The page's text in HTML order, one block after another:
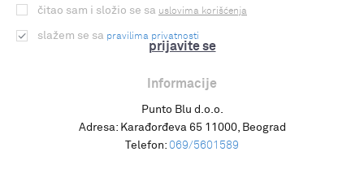
prijavite se
čitao sam i složio se sa uslovima korišćenja
slažem se sa pravilima privatnosti
Informacije
Punto Blu d.o.o.
Adresa: Karađorđeva 65 11000, Beograd
Telefon: 069/5601589